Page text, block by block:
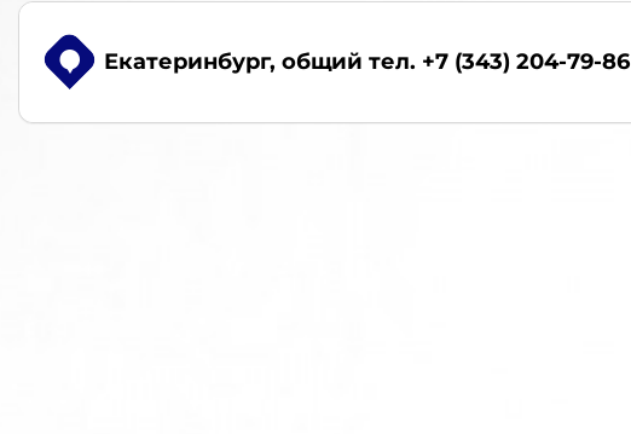
Екатеринбург, общий тел. +7 (343) 204-79-86